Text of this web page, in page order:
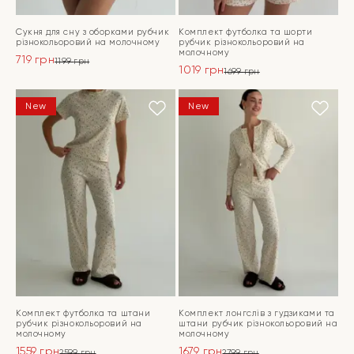
Сукня для сну з оборками рубчик
різнокольоровий на молочному
1199грн
1199 грн.
719 грн
719 грн.
ПЕРЕЙТИ
Комплект футболка та шорти
рубчик різнокольоровий на
молочному
1699грн
ціна:
1699 грн.
1019 грн
ціна:
1019 грн.
ПЕРЕЙТИ
New
Комплект футболка та штани
рубчик різнокольоровий на
молочному
1559 грн
New
Комплект лонгслів з гудзиками та
штани рубчик різнокольоровий на
молочному
1679 грн